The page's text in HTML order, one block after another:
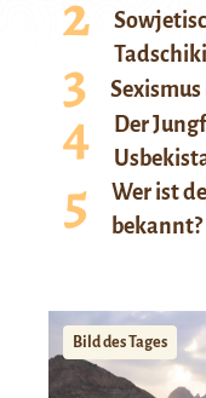
Der
Wer ist
bekannt?
Bild des Tages